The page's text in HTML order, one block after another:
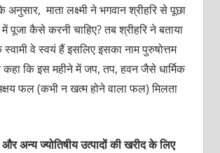
माता लक्ष्मी ने भगवान श्रीहरि से पूछा
पूजा कैसे करनी चाहिए? तब श्रीहरि ने बताया
वे स्वयं हैं इसलिए इसका नाम पुरुषोत्तम
कहा कि इस महीने में जप, तप, हवन जैसे धार्मिक
फल (कभी न खत्म होने वाला फल) मिलता
और अन्य ज्योतिषीय उत्पादों की खरीद के लिए